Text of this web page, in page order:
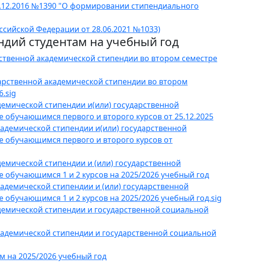
№1390 "О формировании стипендиального
Федерации от 28.06.2021 №1033)
студентам на учебный год
академической стипендии во втором семестре
академической стипендии во втором
стипендии и(или) государственной
первого и второго курсов от 25.12.2025
стипендии и(или) государственной
первого и второго курсов от
стипендии и (или) государственной
1 и 2 курсов на 2025/2026 учебный год
стипендии и (или) государственной
1 и 2 курсов на 2025/2026 учебный год.sig
стипендии и государственной социальной
стипендии и государственной социальной
на 2025/2026 учебный год